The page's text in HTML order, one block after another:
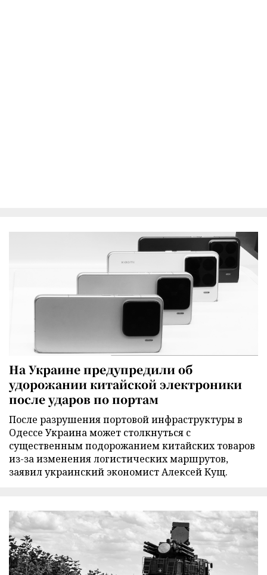
На Украине предупредили об
удорожании китайской электроники
после ударов по портам
После разрушения портовой инфраструктуры в
Одессе Украина может столкнуться с
существенным подорожанием китайских товаров
из-за изменения логистических маршрутов,
заявил украинский экономист Алексей Кущ.